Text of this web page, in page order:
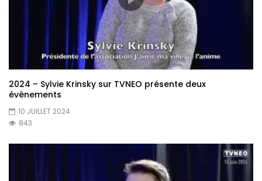
2024 – Sylvie Krinsky sur TVNEO présente deux
évènements
10 JUILLET 2024
843